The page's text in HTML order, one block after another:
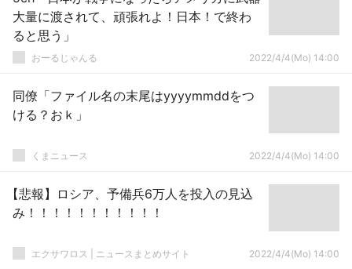
大量に渡されて、頑張れよ！日本！で終わ
ると思う」
おーるじゃんる 2022/4/4(Mo) 14:00
同僚「ファイル名の末尾はyyyymmddをつ
ける？おｋ」
くまニュース 2022/4/4(Mo) 14:00
【悲報】ロシア、予備兵6万人を投入の見込
み！！！！！！！！！！！
エクサワロス | ニュースまとめサイト 2022/4/4(Mo) 14:00